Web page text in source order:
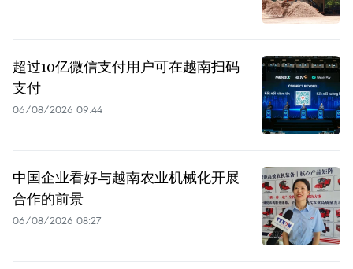
超过10亿微信支付用户可在越南扫码
支付
06/08/2026 09:44
中国企业看好与越南农业机械化开展
合作的前景
06/08/2026 08:27